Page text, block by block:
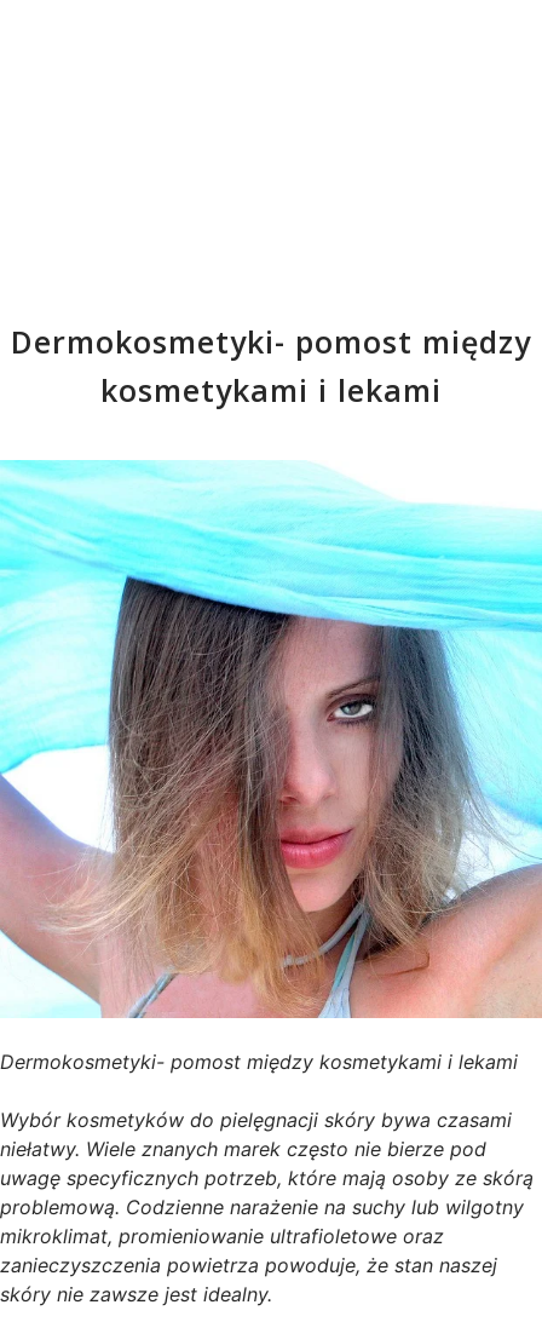
Dermokosmetyki- pomost między
kosmetykami i lekami
Dermokosmetyki- pomost między kosmetykami i lekami
Wybór kosmetyków do pielęgnacji skóry bywa czasami
niełatwy. Wiele znanych marek często nie bierze pod
uwagę specyficznych potrzeb, które mają osoby ze skórą
problemową. Codzienne narażenie na suchy lub wilgotny
mikroklimat, promieniowanie ultrafioletowe oraz
zanieczyszczenia powietrza powoduje, że stan naszej
skóry nie zawsze jest idealny.